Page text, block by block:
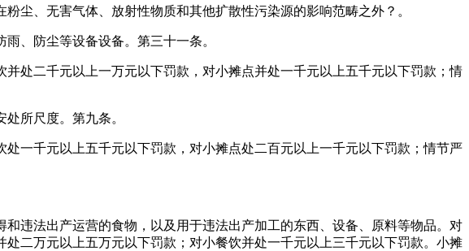
、无害气体、放射性物质和其他扩散性污染源的影响范畴之外？。
、防尘等设备设备。第三十一条。
二千元以上一万元以下罚款，对小摊点并处一千元以上五千元以下罚款；情
所尺度。第九条。
千元以上五千元以下罚款，对小摊点处二百元以上一千元以下罚款；情节严
法出产运营的食物，以及用于违法出产加工的东西、设备、原料等物品。对
二万元以上五万元以下罚款；对小餐饮并处一千元以上三千元以下罚款。小摊